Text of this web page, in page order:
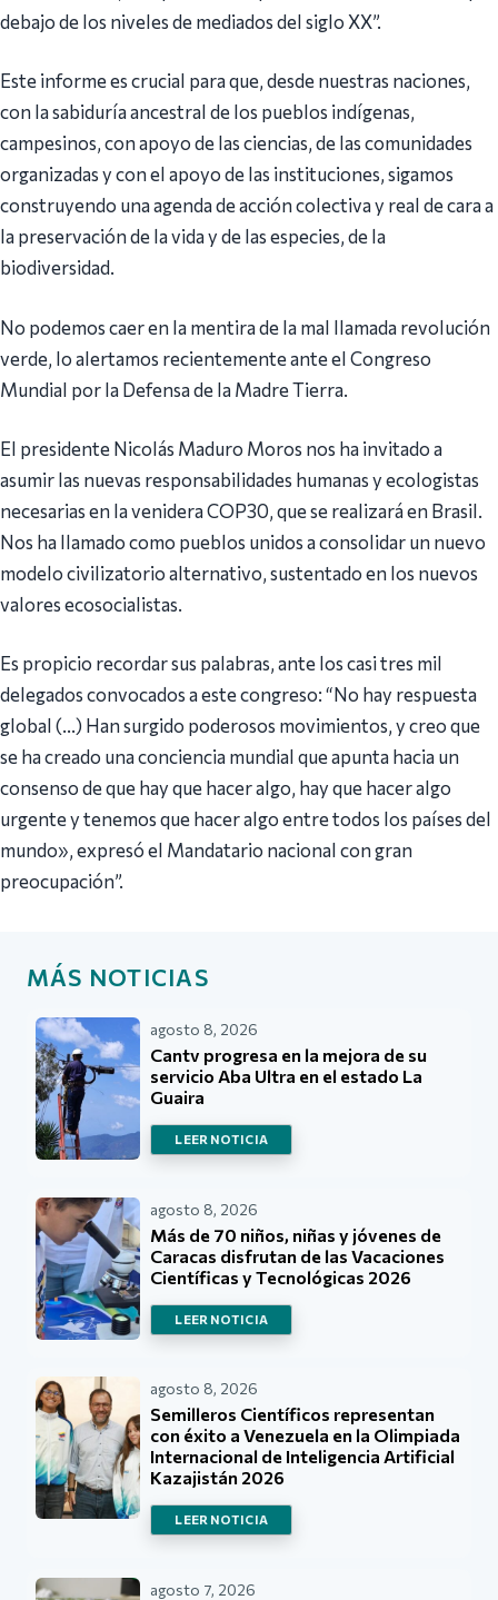
debajo de los niveles de mediados del siglo XX”.
Este informe es crucial para que, desde nuestras naciones,
con la sabiduría ancestral de los pueblos indígenas,
campesinos, con apoyo de las ciencias, de las comunidades
organizadas y con el apoyo de las instituciones, sigamos
construyendo una agenda de acción colectiva y real de cara a
la preservación de la vida y de las especies, de la
biodiversidad.
No podemos caer en la mentira de la mal llamada revolución
verde, lo alertamos recientemente ante el Congreso
Mundial por la Defensa de la Madre Tierra.
El presidente Nicolás Maduro Moros nos ha invitado a
asumir las nuevas responsabilidades humanas y ecologistas
necesarias en la venidera COP30, que se realizará en Brasil.
Nos ha llamado como pueblos unidos a consolidar un nuevo
modelo civilizatorio alternativo, sustentado en los nuevos
valores ecosocialistas.
Es propicio recordar sus palabras, ante los casi tres mil
delegados convocados a este congreso: “No hay respuesta
global (…) Han surgido poderosos movimientos, y creo que
se ha creado una conciencia mundial que apunta hacia un
consenso de que hay que hacer algo, hay que hacer algo
urgente y tenemos que hacer algo entre todos los países del
mundo», expresó el Mandatario nacional con gran
preocupación”.
MÁS NOTICIAS
agosto 8, 2026
Cantv progresa en la mejora de su
servicio Aba Ultra en el estado La
Guaira
LEER NOTICIA
agosto 8, 2026
Más de 70 niños, niñas y jóvenes de
Caracas disfrutan de las Vacaciones
Científicas y Tecnológicas 2026
LEER NOTICIA
agosto 8, 2026
Semilleros Científicos representan
con éxito a Venezuela en la Olimpiada
Internacional de Inteligencia Artificial
Kazajistán 2026
LEER NOTICIA
agosto 7, 2026